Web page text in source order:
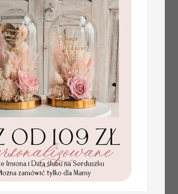
Promocja: